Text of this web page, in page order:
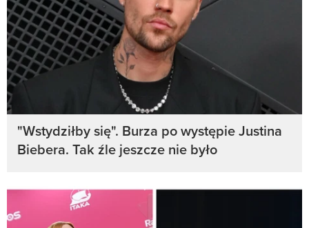
"Wstydziłby się". Burza po występie Justina
Biebera. Tak źle jeszcze nie było